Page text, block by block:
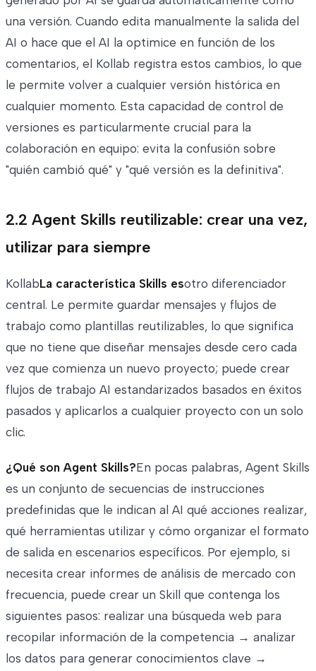
una versión. Cuando edita manualmente la salida del
AI o hace que el AI la optimice en función de los
comentarios, el Kollab registra estos cambios, lo que
le permite volver a cualquier versión histórica en
cualquier momento. Esta capacidad de control de
versiones es particularmente crucial para la
colaboración en equipo: evita la confusión sobre
"quién cambió qué" y "qué versión es la definitiva".
2.2 Agent Skills reutilizable: crear una vez,
utilizar para siempre
KollabLa característica Skills esotro diferenciador
central. Le permite guardar mensajes y flujos de
trabajo como plantillas reutilizables, lo que significa
que no tiene que diseñar mensajes desde cero cada
vez que comienza un nuevo proyecto; puede crear
flujos de trabajo AI estandarizados basados en éxitos
pasados y aplicarlos a cualquier proyecto con un solo
clic.
¿Qué son Agent Skills?En pocas palabras, Agent Skills
es un conjunto de secuencias de instrucciones
predefinidas que le indican al AI qué acciones realizar,
qué herramientas utilizar y cómo organizar el formato
de salida en escenarios específicos. Por ejemplo, si
necesita crear informes de análisis de mercado con
frecuencia, puede crear un Skill que contenga los
siguientes pasos: realizar una búsqueda web para
recopilar información de la competencia → analizar
los datos para generar conocimientos clave →